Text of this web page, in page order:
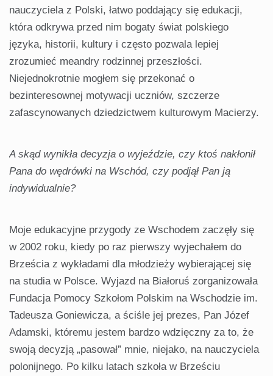
nauczyciela z Polski, łatwo poddający się edukacji,
która odkrywa przed nim bogaty świat polskiego
języka, historii, kultury i często pozwala lepiej
zrozumieć meandry rodzinnej przeszłości.
Niejednokrotnie mogłem się przekonać o
bezinteresownej motywacji uczniów, szczerze
zafascynowanych dziedzictwem kulturowym Macierzy.
A skąd wynikła decyzja o wyjeździe, czy ktoś nakłonił
Pana do wędrówki na Wschód, czy podjął Pan ją
indywidualnie?
Moje edukacyjne przygody ze Wschodem zaczęły się
w 2002 roku, kiedy po raz pierwszy wyjechałem do
Brześcia z wykładami dla młodzieży wybierającej się
na studia w Polsce. Wyjazd na Białoruś zorganizowała
Fundacja Pomocy Szkołom Polskim na Wschodzie im.
Tadeusza Goniewicza, a ściśle jej prezes, Pan Józef
Adamski, któremu jestem bardzo wdzięczny za to, że
swoją decyzją „pasował” mnie, niejako, na nauczyciela
polonijnego. Po kilku latach szkoła w Brześciu